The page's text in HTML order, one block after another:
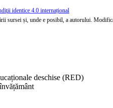
identice 4.0 internațional
sursei și, unde e posibil, a autorului.
deschise (RED)